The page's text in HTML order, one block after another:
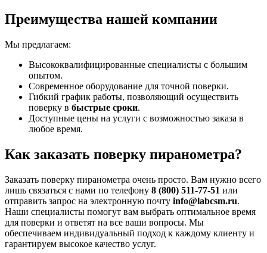
Преимущества нашей компании
Мы предлагаем:
Высококвалифицированные специалисты с большим
опытом.
Современное оборудование для точной поверки.
Гибкий график работы, позволяющий осуществить
поверку в быстрые сроки.
Доступные цены на услуги с возможностью заказа в
любое время.
Как заказать поверку пиранометра?
Заказать поверку пиранометра очень просто. Вам нужно всего
лишь связаться с нами по телефону 8 (800) 511-77-51 или
отправить запрос на электронную почту info@labcsm.ru.
Наши специалисты помогут вам выбрать оптимальное время
для поверки и ответят на все ваши вопросы. Мы
обеспечиваем индивидуальный подход к каждому клиенту и
гарантируем высокое качество услуг.